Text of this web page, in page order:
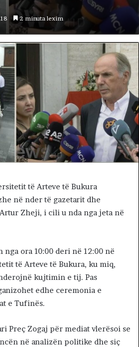
2 minuta lexim
të Arteve të Bukura
në nder të gazetarit dhe
Zheji, i cili u nda nga jeta në
nga ora 10:00 deri në 12:00 në
të Arteve të Bukura, ku miq,
kujtimin e tij. Pas
edhe ceremonia e
e Tufinës.
Preç Zogaj për mediat vlerësoi se
në analizën politike dhe siç